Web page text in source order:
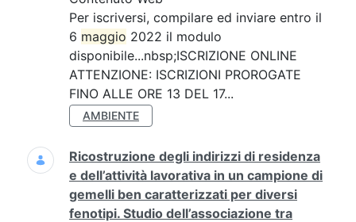
Per iscriversi, compilare ed inviare entro il
6 maggio 2022 il modulo
disponibile...nbsp;ISCRIZIONE ONLINE
ATTENZIONE: ISCRIZIONI PROROGATE
FINO ALLE ORE 13 DEL 17...
AMBIENTE
Ricostruzione degli indirizzi di residenza
e dell’attività lavorativa in un campione di
gemelli ben caratterizzati per diversi
fenotipi. Studio dell’associazione tra